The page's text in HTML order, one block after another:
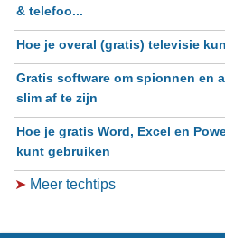
& telefoo...
Hoe je overal (gratis) televisie
Gratis software om spionnen en
slim af te zijn
Hoe je gratis Word, Excel en
kunt gebruiken
➤ Meer techtips